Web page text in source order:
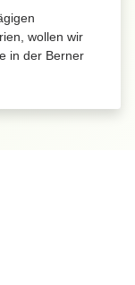
wollen wir
in der Berner